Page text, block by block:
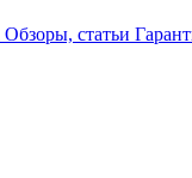
Обзоры, статьи